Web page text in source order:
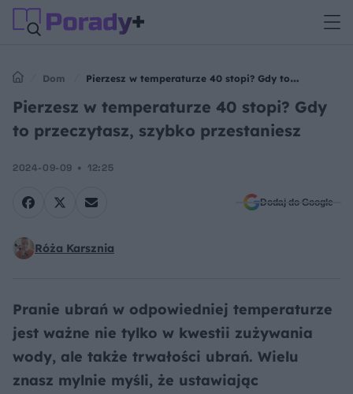
Dom
Pierzesz w temperaturze 40 stopi? Gdy to
przeczytasz, szybko przestaniesz
Pierzesz w temperaturze 40 stopi? Gdy
to przeczytasz, szybko przestaniesz
2024-09-09 12:25
Dodaj do Google
Róża Karsznia
Pranie ubrań w odpowiedniej temperaturze
jest ważne nie tylko w kwestii zużywania
wody, ale także trwałości ubrań. Wielu
znasz mylnie myśli, że ustawiając